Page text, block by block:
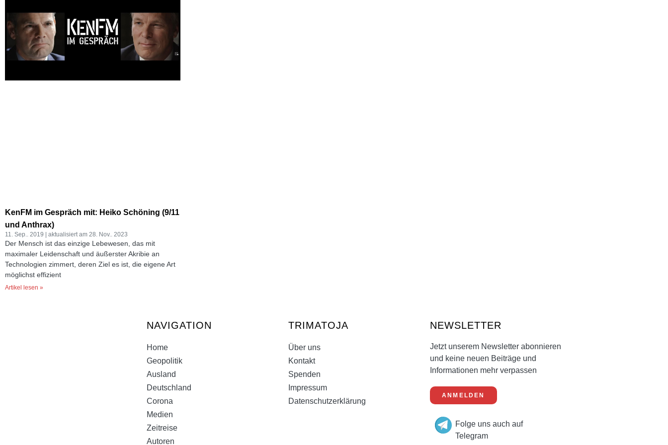
KenFM im Gespräch mit: Heiko Schöning (9/11
und Anthrax)
11. Sep.. 2019 28. Nov.. 2023
Der Mensch ist das einzige Lebewesen, das mit
maximaler Leidenschaft und äußerster Akribie an
Technologien zimmert, deren Ziel es ist, die eigene Art
möglichst effizient
Artikel lesen »
NAVIGATION
Home
Geopolitik
Ausland
Deutschland
Corona
Medien
Zeitreise
Autoren
TRIMATOJA
Über uns
Kontakt
Spenden
Impressum
Datenschutzerklärung
NEWSLETTER
Jetzt unserem Newsletter abonnieren
und keine neuen Beiträge und
Informationen mehr verpassen
ANMELDEN
Folge uns auch auf
Telegram